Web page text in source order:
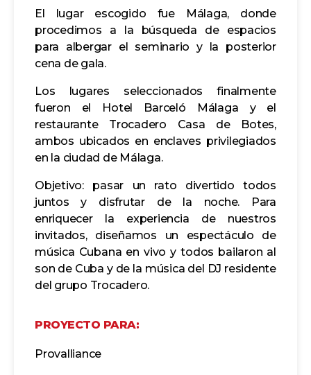
El lugar escogido fue Málaga, donde
procedimos a la búsqueda de espacios
para albergar el seminario y la posterior
cena de gala.
Los lugares seleccionados finalmente
fueron el Hotel Barceló Málaga y el
restaurante Trocadero Casa de Botes,
ambos ubicados en enclaves privilegiados
en la ciudad de Málaga.
Objetivo: pasar un rato divertido todos
juntos y disfrutar de la noche. Para
enriquecer la experiencia de nuestros
invitados, diseñamos un espectáculo de
música Cubana en vivo y todos bailaron al
son de Cuba y de la música del DJ residente
del grupo Trocadero.
PROYECTO PARA:
Provalliance